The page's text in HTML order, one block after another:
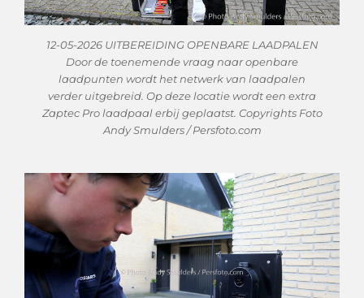
12-05-2026 UITBEREIDING OPENBARE LAADPALEN
Door de toenemende vraag naar openbare
laadpunten wordt het netwerk van laadpalen
verder uitgebreid. Op deze locatie wordt een extra
Zaptec Pro laadpaal erbij geplaatst. Copyrights Foto
Andy Smulders / Persfoto.com